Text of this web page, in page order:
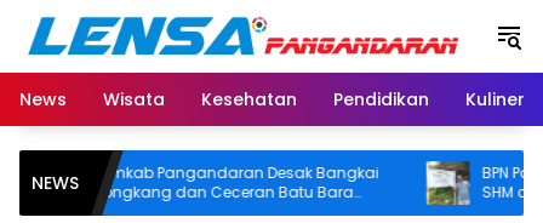
Langsung
konten
News
Wisata Kesehatan Pendidikan Kuliner
NEWS
Pemkab Pangandaran Desak Bangkai
Tongkang dan Ceceran Batu Bara
Segera Diangkat, Soroti Buruknya
BPN
SHM di
Usut Asal-